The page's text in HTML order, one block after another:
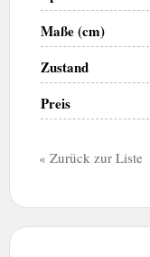
Maße (cm)
Zustand
Preis
« Zurück zur Liste